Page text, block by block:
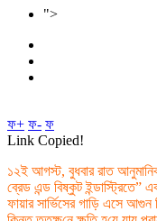
">
ফ+ ফ- ফ
Link Copied!
১২ই আগস্ট, বুধবার রাত আনুমা‌নিক
ব্রেড এন্ড বিষ্কুট
ফায়ার সার্ভিসের গাড়ি এসে আগুন